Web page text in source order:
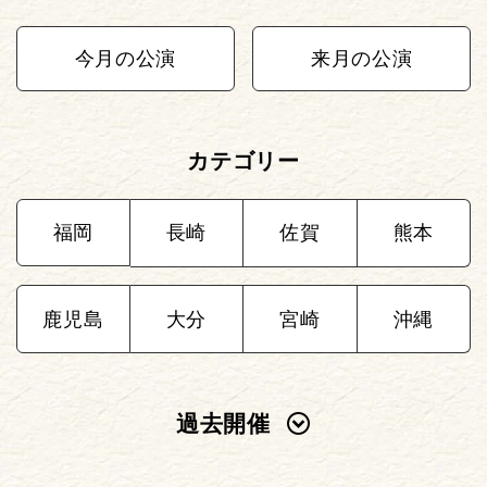
今月の公演 来月の公演
カテゴリー
福岡 長崎 佐賀 熊本
鹿児島 大分 宮崎 沖縄
過去開催